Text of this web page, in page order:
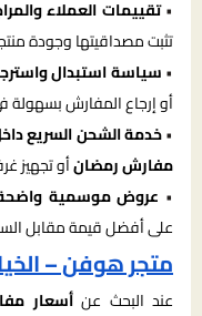
•تقييمات العملاء
تثبت مصداقيتها وجودة
•سياسة استبدال
أو إرجاع المفارش بسهولة
•خدمة الشحن السريع
مفارش رمضانأو تجهيز
• عروض موسمية
على أفضل قيمة مقابل
متجر هوفن –
عند البحث عنأسعار